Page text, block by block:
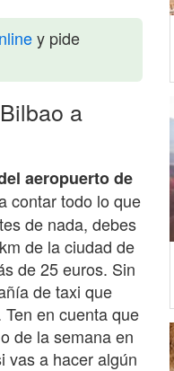
y pide
a
aeropuerto de
contar todo lo que
de nada, debes
de la ciudad de
de 25 euros. Sin
de taxi que
en cuenta que
de la semana en
vas a hacer algún